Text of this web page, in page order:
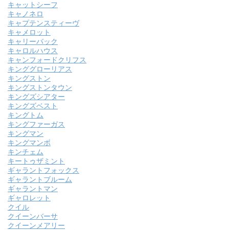
キャットシーフ
キャノネロ
キャプテンスティーヴ
キャメロット
キャリーバック
キャロルハウス
キャンフォードクリフス
キンググローリアス
キングストン
キングストンタウン
キングズシアター
キングズベスト
キングトム
キングファーガス
キングマン
キングマンボ
キンチェム
キートゥザミント
ギャラントフォックス
ギャラントブルーム
ギャラントマン
ギャロレット
クイル
クイーンバーサ
クイーンメアリー